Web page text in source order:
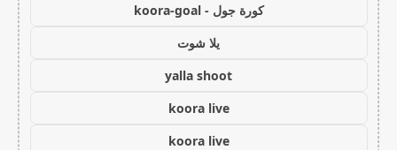
كورة جول - koora-goal
يلا شوت
yalla shoot
koora live
koora live